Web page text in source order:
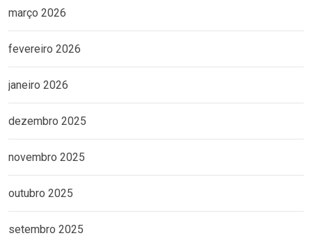
março 2026
fevereiro 2026
janeiro 2026
dezembro 2025
novembro 2025
outubro 2025
setembro 2025